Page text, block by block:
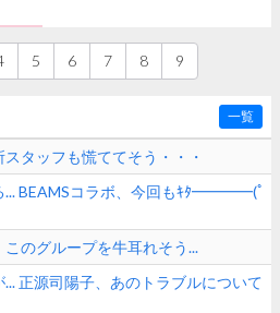
5 6 7 8 9
一覧
タッフも慌ててそう・・・
... BEAMSコラボ、今回もｷﾀ━━━━(ﾟ
このグループを牛耳れそう...
... 正源司陽子、あのトラブルについて